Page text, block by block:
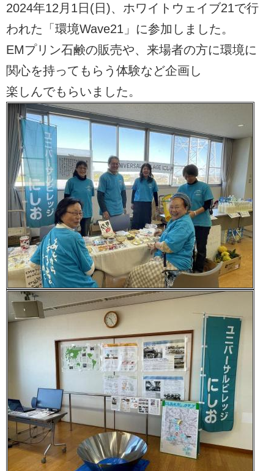
2024年12月1日(日)、ホワイトウェイブ21で行
われた「環境Wave21」に参加しました。
EMプリン石鹸の販売や、来場者の方に環境に
関心を持ってもらう体験など企画し
楽しんでもらいました。